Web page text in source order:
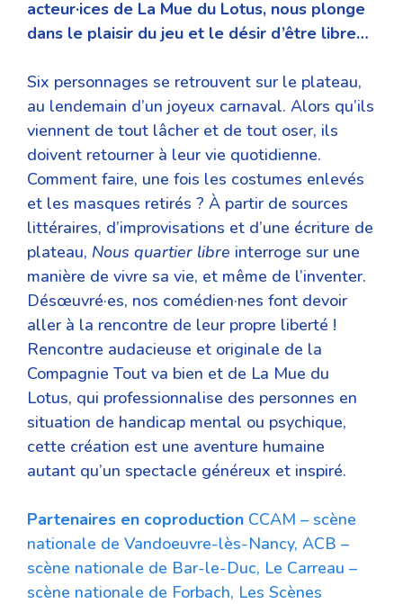
acteur·ices de La Mue du Lotus, nous plonge
dans le plaisir du jeu et le désir d’être libre…
Six personnages se retrouvent sur le plateau,
au lendemain d’un joyeux carnaval. Alors qu’ils
viennent de tout lâcher et de tout oser, ils
doivent retourner à leur vie quotidienne.
Comment faire, une fois les costumes enlevés
et les masques retirés ? À partir de sources
littéraires, d’improvisations et d’une écriture de
plateau, Nous quartier libre interroge sur une
manière de vivre sa vie, et même de l’inventer.
Désœuvré·es, nos comédien·nes font devoir
aller à la rencontre de leur propre liberté !
Rencontre audacieuse et originale de la
Compagnie Tout va bien et de La Mue du
Lotus, qui professionnalise des personnes en
situation de handicap mental ou psychique,
cette création est une aventure humaine
autant qu’un spectacle généreux et inspiré.
Partenaires en coproduction CCAM – scène
nationale de Vandoeuvre-lès-Nancy, ACB –
scène nationale de Bar-le-Duc, Le Carreau –
scène nationale de Forbach, Les Scènes